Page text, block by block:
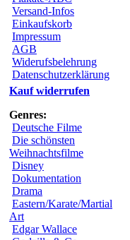
Versand-Infos
Einkaufskorb
Impressum
AGB
Widerufsbelehrung
Datenschutzerklärung
Kauf widerrufen
Genres:
Deutsche Filme
Die schönsten
Weihnachtsfilme
Disney
Dokumentation
Drama
Eastern/Karate/Martial
Art
Edgar Wallace